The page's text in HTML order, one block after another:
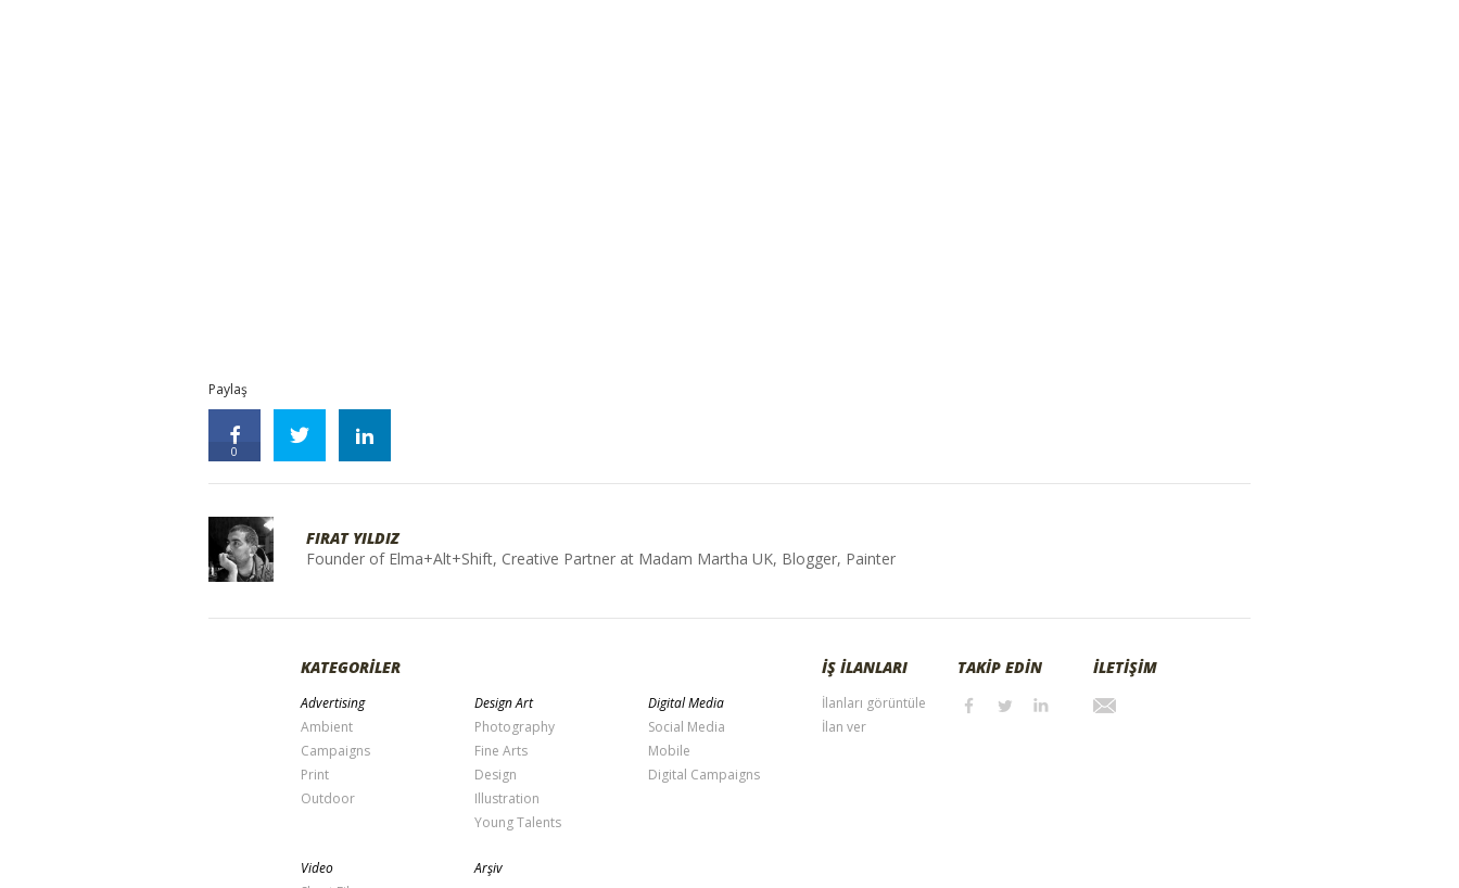
Paylaş
0
FIRAT YILDIZ
Founder of Elma+Alt+Shift, Creative Partner at Madam Martha UK, Blogger, Painter
KATEGORİLER
Advertising
Ambient
Campaigns
Print
Outdoor
Design Art
Photography
Fine Arts
Design
Illustration
Young Talents
Digital Media
Social Media
Mobile
Digital Campaigns
Video
Arşiv
İŞ İLANLARI
İlanları görüntüle
İlan ver
TAKİP EDİN İLETİŞİM